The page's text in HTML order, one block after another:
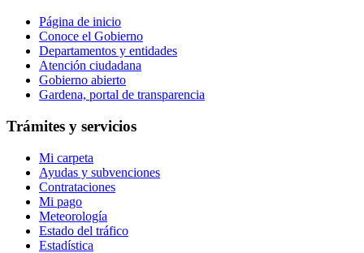
Página de inicio
Conoce el Gobierno
Departamentos y entidades
Atención ciudadana
Gobierno abierto
Gardena, portal de transparencia
Trámites y servicios
Mi carpeta
Ayudas y subvenciones
Contrataciones
Mi pago
Meteorología
Estado del tráfico
Estadística